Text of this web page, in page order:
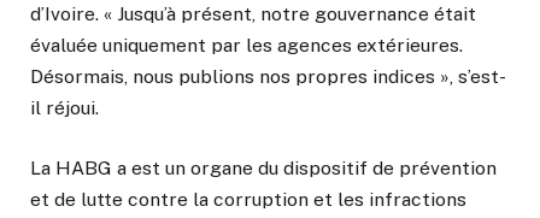
d’Ivoire. « Jusqu’à présent, notre gouvernance était
évaluée uniquement par les agences extérieures.
Désormais, nous publions nos propres indices », s’est-
il réjoui.
La HABG a est un organe du dispositif de prévention
et de lutte contre la corruption et les infractions